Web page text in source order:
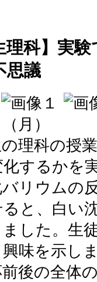
理科】実
思議
月）
理科の授
するかを
バリウムの
と、白い
した。生
味を示し
後の全体